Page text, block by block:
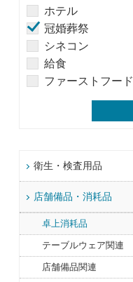
ホテル
冠婚葬祭
シネコン
給食
ファーストフード
衛生・検査用品
店舗備品・消耗品
卓上消耗品
テーブルウェア関連
店舗備品関連